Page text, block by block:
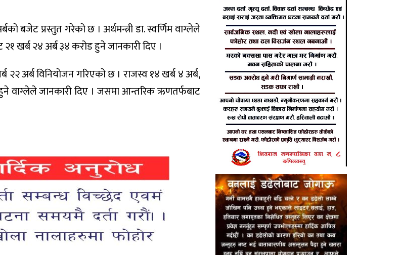
बजेट प्रस्तुत गरेको छ । अर्थमन्त्री डा. स्वर्णिम वाग्लेले
खर्ब २४ अर्ब ३४ करोड हुने जानकारी दिए ।
२२ अर्ब विनियोजन गरिएको छ । राजस्व १४ खर्ब ४ अर्ब,
वाग्लेले जानकारी दिए । जसमा आन्तरिक ऋणतर्फबाट